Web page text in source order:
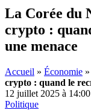
La Corée du
crypto :
une menace
Accueil » Économie »
crypto : quand le
12 juillet 2025 à 14:00
Politique